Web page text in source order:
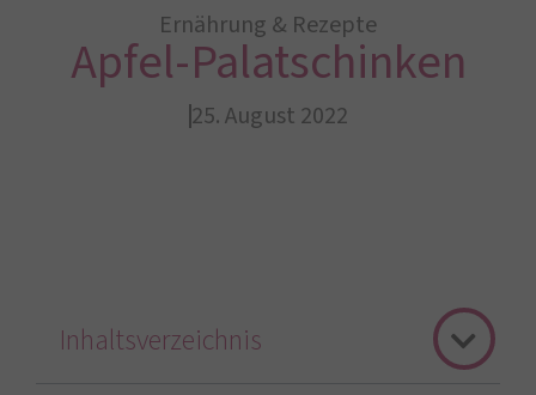
Ernährung & Rezepte
Apfel-Palatschinken
25. August 2022
Inhaltsverzeichnis